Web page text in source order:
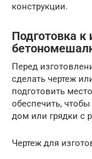
конструкции.
Подготовка к
Перед
сделать чертеж
подготовить
обеспечить,
дом или грядки с
Чертеж для